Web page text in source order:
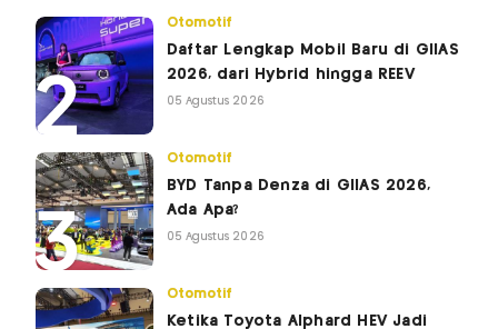
Otomotif
Daftar Lengkap Mobil Baru di GIIAS
2026, dari Hybrid hingga REEV
05 Agustus 2026
Otomotif
BYD Tanpa Denza di GIIAS 2026,
Ada Apa?
05 Agustus 2026
Otomotif
Ketika Toyota Alphard HEV Jadi